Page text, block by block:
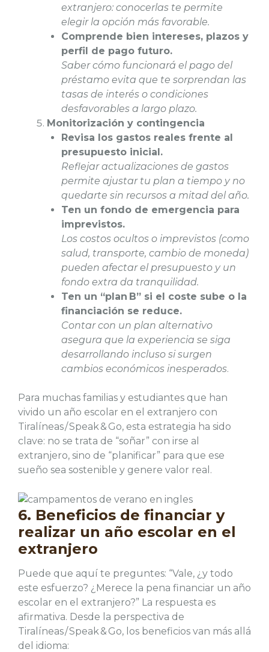
extranjero: conocerlas te permite
elegir la opción más favorable.
Comprende bien intereses, plazos y
perfil de pago futuro.
Saber cómo funcionará el pago del
préstamo evita que te sorprendan las
tasas de interés o condiciones
desfavorables a largo plazo.
Monitorización y contingencia
Revisa los gastos reales frente al
presupuesto inicial.
Reflejar actualizaciones de gastos
permite ajustar tu plan a tiempo y no
quedarte sin recursos a mitad del año.
Ten un fondo de emergencia para
imprevistos.
Los costos ocultos o imprevistos (como
salud, transporte, cambio de moneda)
pueden afectar el presupuesto y un
fondo extra da tranquilidad.
Ten un “plan B” si el coste sube o la
financiación se reduce.
Contar con un plan alternativo
asegura que la experiencia se siga
desarrollando incluso si surgen
cambios económicos inesperados.
Para muchas familias y estudiantes que han
vivido un año escolar en el extranjero con
Tiralíneas / Speak & Go, esta estrategia ha sido
clave: no se trata de “soñar” con irse al
extranjero, sino de “planificar” para que ese
sueño sea sostenible y genere valor real.
6. Beneficios de financiar y
realizar un año escolar en el
extranjero
Puede que aquí te preguntes: “Vale, ¿y todo
este esfuerzo? ¿Merece la pena financiar un año
escolar en el extranjero?” La respuesta es
afirmativa. Desde la perspectiva de
Tiralíneas / Speak & Go, los beneficios van más allá
del idioma: